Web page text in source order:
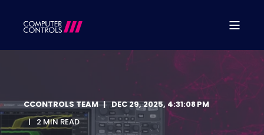
CCONTROLS TEAM
DEC 29, 2025, 4:31:08 PM
2 MIN READ